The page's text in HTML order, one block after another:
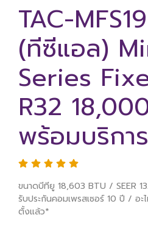
TAC-
(ทีซีแอล)
Series
R32
พร้อมบริกา
ขนาดบีทียู 18,603 BTU / SEER
รับประกันคอมเพรสเซอร์ 10 ปี / อ
ตั้งแล้ว*